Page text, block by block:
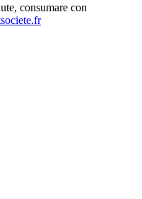
consumare con